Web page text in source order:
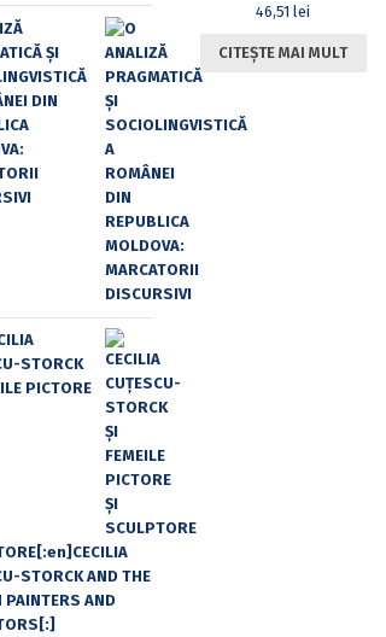
46,51lei
CITEȘTE MAI MULT
ȘI
DIN
STORCK
PICTORE
STORCK AND THE
PAINTERS AND